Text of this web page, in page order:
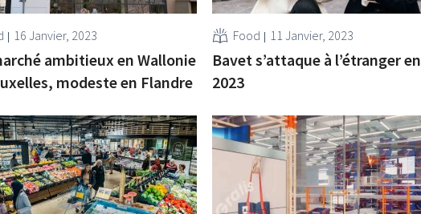
16 Janvier, 2023
ambitieux en Wallonie
modeste en Flandre
Food 11 Janvier, 2023
Bavet s’attaque à l’étranger en
2023